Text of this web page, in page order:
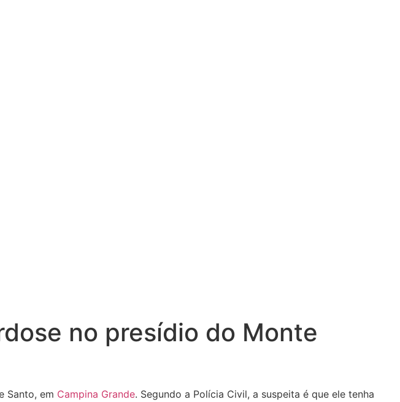
no presídio do Monte
Santo, em Campina Grande. Segundo a Polícia Civil, a suspeita é que ele tenha